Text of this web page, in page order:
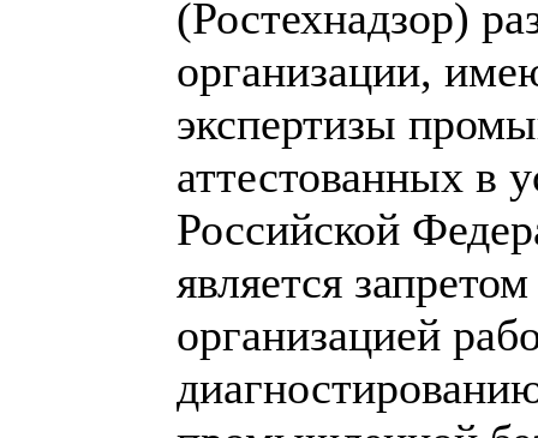
(Ростехнадзор)
организации,
экспертизы
аттестованных в
Российской
является
организацией